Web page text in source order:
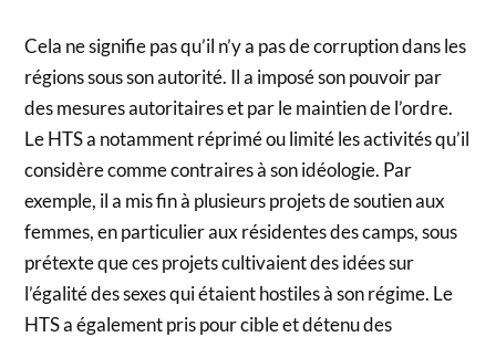
Cela ne signifie pas qu’il n’y a pas de corruption dans les
régions sous son autorité. Il a imposé son pouvoir par
des mesures autoritaires et par le maintien de l’ordre.
Le HTS a notamment réprimé ou limité les activités qu’il
considère comme contraires à son idéologie. Par
exemple, il a mis fin à plusieurs projets de soutien aux
femmes, en particulier aux résidentes des camps, sous
prétexte que ces projets cultivaient des idées sur
l’égalité des sexes qui étaient hostiles à son régime. Le
HTS a également pris pour cible et détenu des